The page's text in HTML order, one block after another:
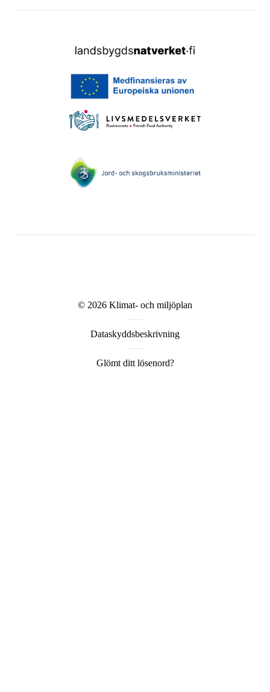
© 2026 Klimat- och miljöplan
Dataskyddsbeskrivning
Glömt ditt lösenord?